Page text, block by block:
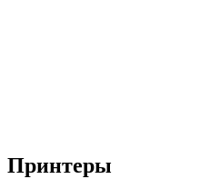
Принтеры